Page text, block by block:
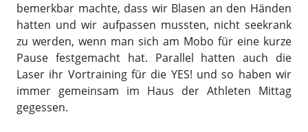
bemerkbar machte, dass wir Blasen an den Händen
hatten und wir aufpassen mussten, nicht seekrank
zu werden, wenn man sich am Mobo für eine kurze
Pause festgemacht hat. Parallel hatten auch die
Laser ihr Vortraining für die YES! und so haben wir
immer gemeinsam im Haus der Athleten Mittag
gegessen.